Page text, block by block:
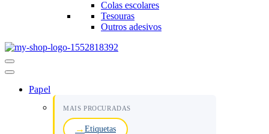
Colas escolares
Tesouras
Outros adesivos
Menu
de
Papel
MAIS PROCURADAS
Etiquetas